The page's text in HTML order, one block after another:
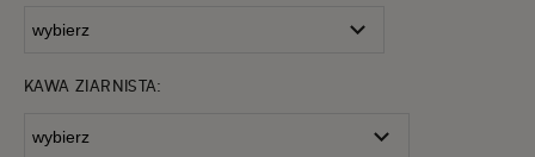
KAWA ZIARNISTA: